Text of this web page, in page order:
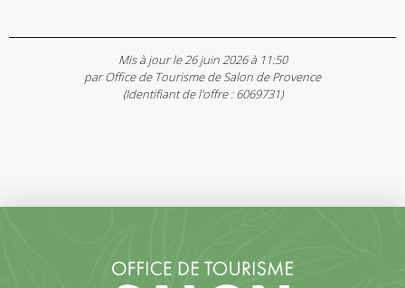
Mis à jour le 26 juin 2026 à 11:50
par Office de Tourisme de Salon de Provence
(Identifiant de l'offre :6069731)